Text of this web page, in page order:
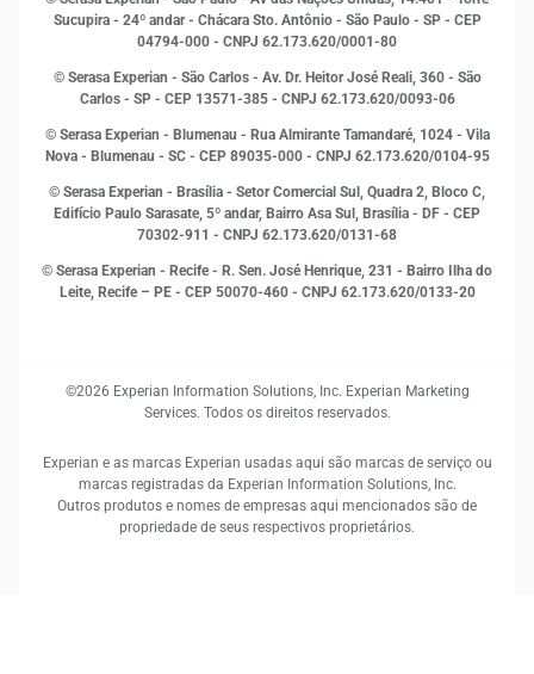
Inovação e Tecnologia
Leis e impostos
Marketing
Open Finance
Proteção de Dados
Sustentabilidade Corporativa
Sucupira - 24º andar - Chácara Sto. Antônio - São Paulo - SP - CEP
04794-000 - CNPJ 62.173.620/0001-80
© Serasa Experian - São Carlos - Av. Dr. Heitor José Reali, 360 - São
Carlos - SP - CEP 13571-385 - CNPJ 62.173.620/0093-06
© Serasa Experian - Blumenau - Rua Almirante Tamandaré, 1024 - Vila
Nova - Blumenau - SC - CEP 89035-000 - CNPJ 62.173.620/0104-95
© Serasa Experian - Brasília - Setor Comercial Sul, Quadra 2, Bloco C,
Edifício Paulo Sarasate, 5º andar, Bairro Asa Sul, Brasília - DF - CEP
70302-911 - CNPJ 62.173.620/0131-68
© Serasa Experian - Recife - R. Sen. José Henrique, 231 - Bairro Ilha do
Leite, Recife – PE - CEP 50070-460 - CNPJ 62.173.620/0133-20
©2026 Experian Information Solutions, Inc. Experian Marketing
Services. Todos os direitos reservados.
Experian e as marcas Experian usadas aqui são marcas de serviço ou
marcas registradas da Experian Information Solutions, Inc.
Outros produtos e nomes de empresas aqui mencionados são de
propriedade de seus respectivos proprietários.